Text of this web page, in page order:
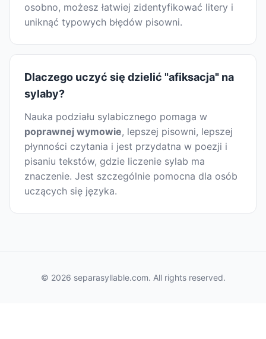
osobno, możesz łatwiej zidentyfikować litery i
uniknąć typowych błędów pisowni.
Dlaczego uczyć się dzielić "afiksacja" na
sylaby?
Nauka podziału sylabicznego pomaga w
poprawnej wymowie, lepszej pisowni, lepszej
płynności czytania i jest przydatna w poezji i
pisaniu tekstów, gdzie liczenie sylab ma
znaczenie. Jest szczególnie pomocna dla osób
uczących się języka.
© 2026 separasyllable.com. All rights reserved.